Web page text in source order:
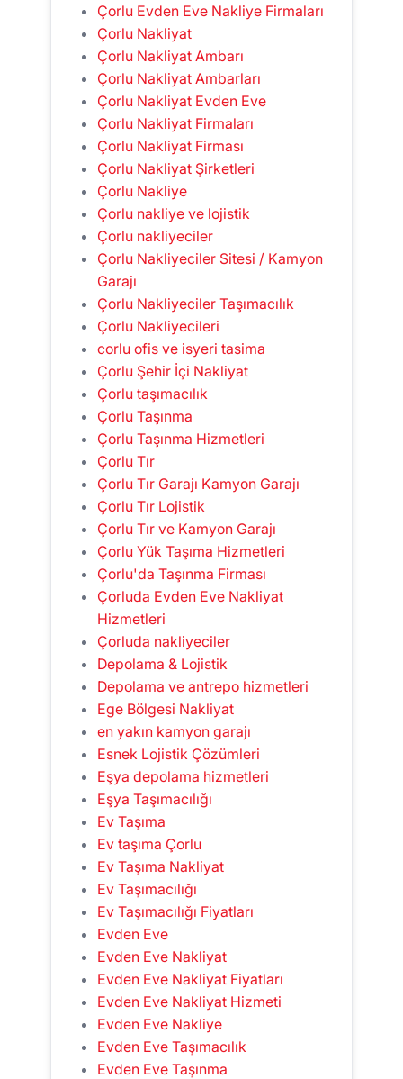
Çorlu Evden Eve Nakliye Firmaları
Çorlu Nakliyat
Çorlu Nakliyat Ambarı
Çorlu Nakliyat Ambarları
Çorlu Nakliyat Evden Eve
Çorlu Nakliyat Firmaları
Çorlu Nakliyat Firması
Çorlu Nakliyat Şirketleri
Çorlu Nakliye
Çorlu nakliye ve lojistik
Çorlu nakliyeciler
Çorlu Nakliyeciler Sitesi / Kamyon
Garajı
Çorlu Nakliyeciler Taşımacılık
Çorlu Nakliyecileri
corlu ofis ve isyeri tasima
Çorlu Şehir İçi Nakliyat
Çorlu taşımacılık
Çorlu Taşınma
Çorlu Taşınma Hizmetleri
Çorlu Tır
Çorlu Tır Garajı Kamyon Garajı
Çorlu Tır Lojistik
Çorlu Tır ve Kamyon Garajı
Çorlu Yük Taşıma Hizmetleri
Çorlu'da Taşınma Firması
Çorluda Evden Eve Nakliyat
Hizmetleri
Çorluda nakliyeciler
Depolama & Lojistik
Depolama ve antrepo hizmetleri
Ege Bölgesi Nakliyat
en yakın kamyon garajı
Esnek Lojistik Çözümleri
Eşya depolama hizmetleri
Eşya Taşımacılığı
Ev Taşıma
Ev taşıma Çorlu
Ev Taşıma Nakliyat
Ev Taşımacılığı
Ev Taşımacılığı Fiyatları
Evden Eve
Evden Eve Nakliyat
Evden Eve Nakliyat Fiyatları
Evden Eve Nakliyat Hizmeti
Evden Eve Nakliye
Evden Eve Taşımacılık
Evden Eve Taşınma